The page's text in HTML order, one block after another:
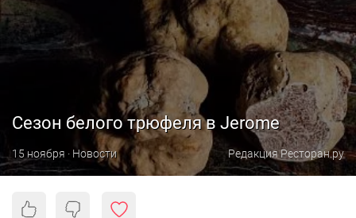
Сезон белого трюфеля в Jerome
15 ноября · Новости Редакция Ресторан.ру